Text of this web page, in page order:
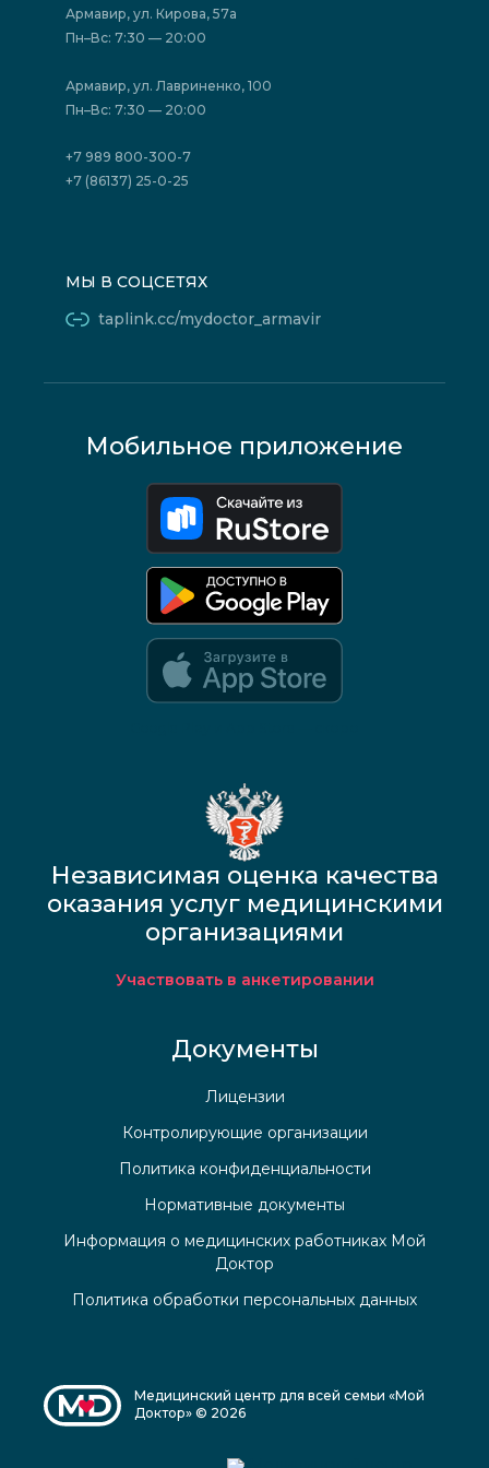
Фотогалерея
Политика конфиденциальности
Акции
Акции
Отзывы
Государственные программы
Юридическим лицам
Армавир, ул. Кирова, 57а
Пн–Вс: 7:30 — 20:00
Армавир, ул. Лавриненко, 100
Пн–Вс: 7:30 — 20:00
+7 989 800-300-7
+7 (86137) 25-0-25
МЫ В СОЦСЕТЯХ
taplink.cc/mydoctor_armavir
Мобильное приложение
Независимая оценка качества
оказания услуг медицинскими
организациями
Участвовать в анкетировании
Документы
Лицензии
Контролирующие организации
Политика конфиденциальности
Нормативные документы
Информация о медицинских работниках Мой
Доктор
Политика обработки персональных данных
Медицинский центр для всей семьи «Мой
Доктор» © 2026